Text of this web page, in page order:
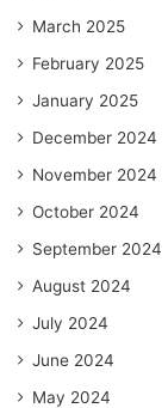
March 2025
February 2025
January 2025
December 2024
November 2024
October 2024
September 2024
August 2024
July 2024
June 2024
May 2024